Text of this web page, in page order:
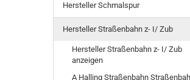
Hersteller Schmalspur
Hersteller Straßenbahn z- I/ Zub
Hersteller Straßenbahn z- I/ Zub
anzeigen
A Halling Straßenbahn